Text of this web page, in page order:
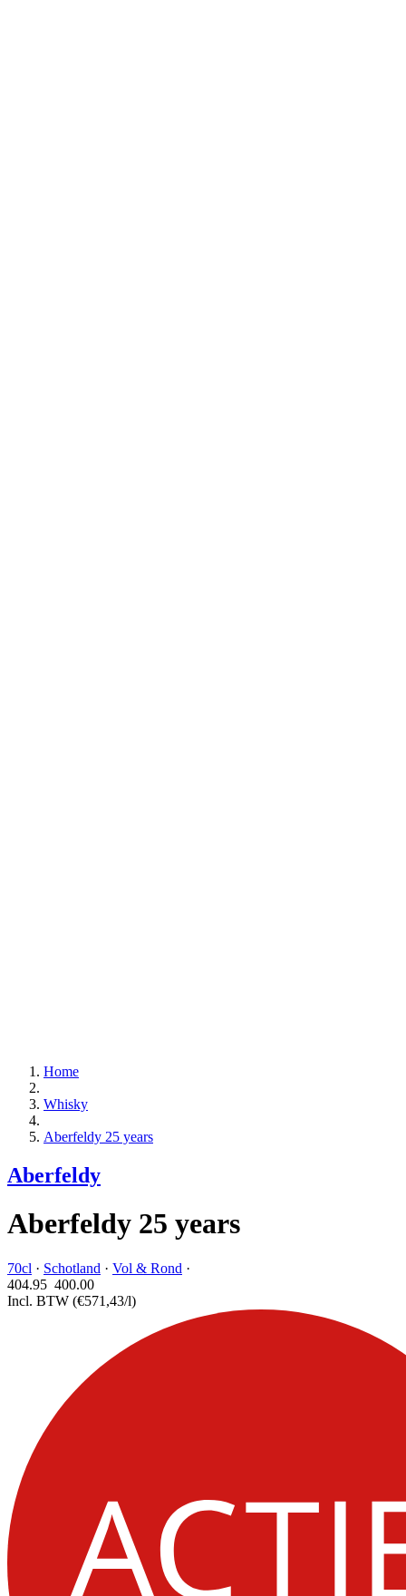
Home
Whisky
Aberfeldy 25 years
Aberfeldy
Aberfeldy 25 years
70cl · Schotland · Vol & Rond ·
404.95 400.00
Incl. BTW (€571,43/l)